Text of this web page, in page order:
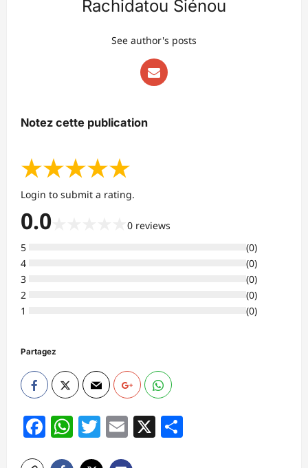
Rachidatou Siénou
See author's posts
Notez cette publication
★★★★★
Login to submit a rating.
0.0 0 reviews
5
(0)
4
(0)
3
(0)
2
(0)
1
(0)
Partagez
Facebook
WhatsApp
Twitter
Email
X